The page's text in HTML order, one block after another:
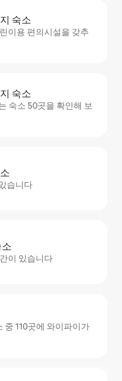
숙소
이용 편의시설을 갖추
숙소
숙소 50곳을 확인해 보
습니다
이 있습니다
중 110곳에 와이파이가